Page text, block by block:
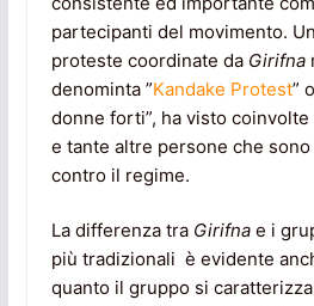
partecipanti del movimento.
proteste coordinate da Girifna
denominta ”Kandake Protest”
donne forti”, ha visto
e tante altre persone che
contro il regime.
La differenza tra Girifnae i
più tradizionali è evidente
quanto il gruppo si